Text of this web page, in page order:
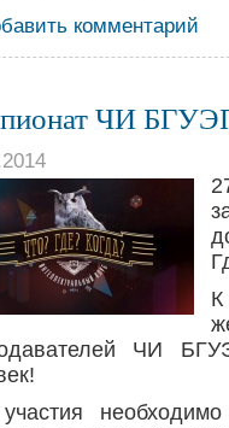
комментарий
ЧИ
ЧИ